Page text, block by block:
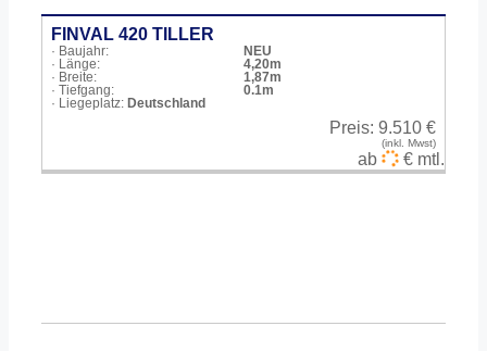
FINVAL 420 TILLER
· Baujahr:
NEU
· Länge:
4,20m
· Breite:
1,87m
· Tiefgang:
0.1m
· Liegeplatz: Deutschland
Preis: 9.510 €
(inkl. Mwst)
ab € mtl.